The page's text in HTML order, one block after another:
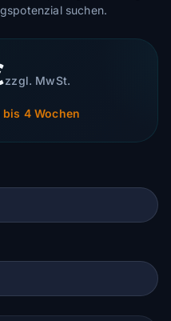
suchen.
zzgl. MwSt.
4 Wochen